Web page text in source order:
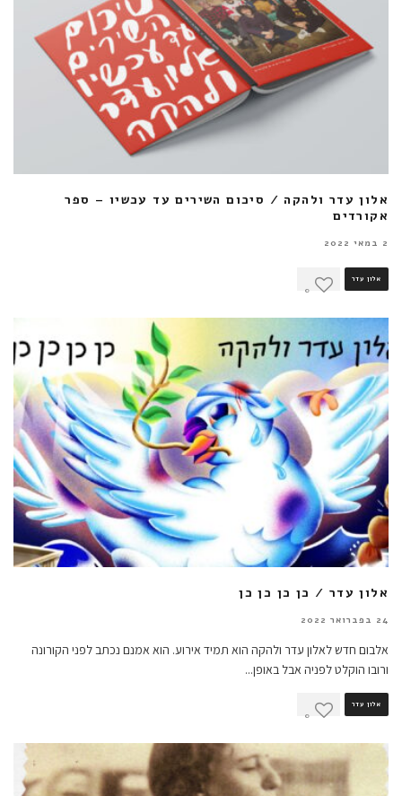
אלון עדר ולהקה / סיכום השירים עד עכשיו – ספר
אקורדים
2 במאי 2022
אלון עדר
0
אלון עדר / כן כן כן כן
24 בפברואר 2022
אלבום חדש לאלון עדר ולהקה הוא תמיד אירוע. הוא אמנם נכתב לפני הקורונה
ורובו הוקלט לפניה אבל באופן...
אלון עדר
0